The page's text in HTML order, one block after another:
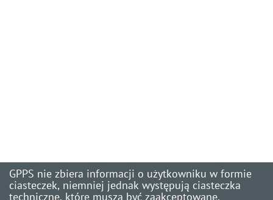
GPPS nie zbiera informacji o użytkowniku w formie
ciasteczek, niemniej jednak występują ciasteczka
techniczne, które muszą być zaakceptowane.